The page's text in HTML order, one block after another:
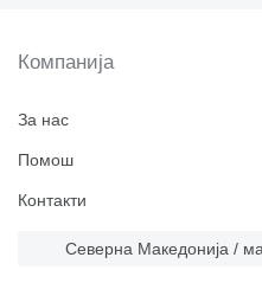
Компанија
За нас
Помош
Контакти
Северна Македонија /